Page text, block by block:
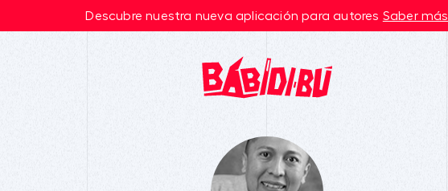
Descubre nuestra nueva aplicación para autores Saber más